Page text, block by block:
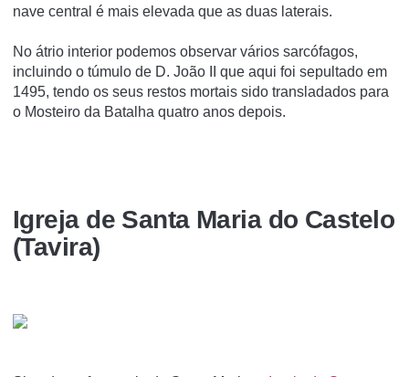
nave central é mais elevada que as duas laterais.
No átrio interior podemos observar vários sarcófagos,
incluindo o túmulo de D. João II que aqui foi sepultado em
1495, tendo os seus restos mortais sido transladados para
o Mosteiro da Batalha quatro anos depois.
Igreja de Santa Maria do Castelo
(Tavira)